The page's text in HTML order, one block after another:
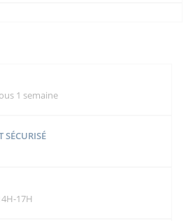
1 semaine
SÉCURISÉ
17H